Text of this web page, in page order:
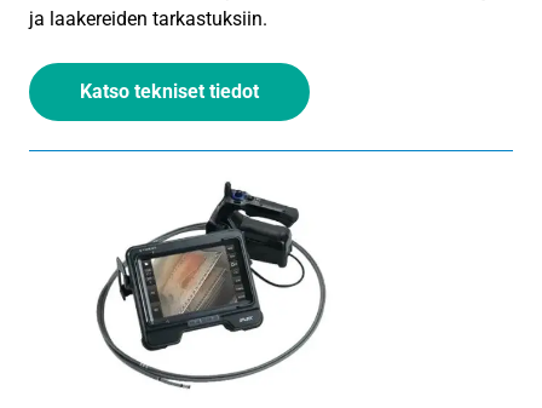
ja laakereiden tarkastuksiin.
Katso tekniset tiedot